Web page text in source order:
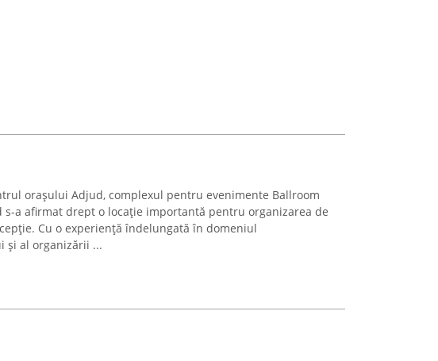
orașului Adjud, complexul pentru evenimente Ballroom
s-a afirmat drept o locație importantă pentru organizarea de
Cu o experiență îndelungată în domeniul
și al organizării ...